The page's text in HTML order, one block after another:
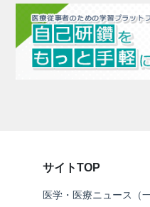
サイトTOP
医学・医療ニュース（一